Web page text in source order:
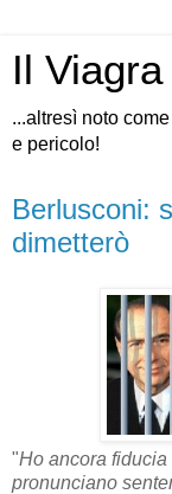
Il
...altresì noto
e pericolo!
Berlusconi:
dimetterò
"Ho ancora
pronunciano